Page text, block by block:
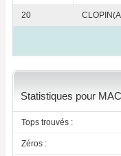
20
Statistiques pour
Tops trouvés :
Zéros :